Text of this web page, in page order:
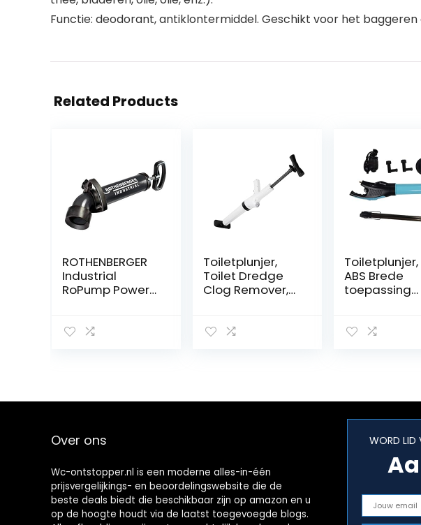
Functie: deodorant, antiklontermiddel. Geschikt voor het
Related Products
ROTHENBERGER
Industrial
RoPump Power
iger incl. 2
toilet,
Toiletplunjer,
Toilet Dredge
Clog Remover,
aanrechtbadkui
Toiletplunjer,
ABS Brede
toepassing
chap
Over ons
Wc-ontstopper.nl is een moderne alles-in-één
prijsvergelijkings- en beoordelingswebsite die de
beste deals biedt die beschikbaar zijn op amazon en u
op de hoogte houdt via de laatst toegevoegde blogs.
WORD LID